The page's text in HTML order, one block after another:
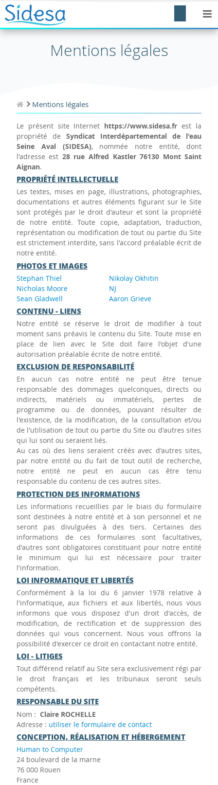
Mentions légales
Mentions légales
Le présent site Internet https://www.sidesa.fr est la
propriété de Syndicat Interdépartemental de l'eau
Seine Aval (SIDESA), nommée notre entité, dont
l'adresse est 28 rue Alfred Kastler 76130 Mont Saint
Aignan.
PROPRIÉTÉ INTELLECTUELLE
Les textes, mises en page, illustrations, photographies,
documentations et autres éléments figurant sur le Site
sont protégés par le droit d'auteur et sont la propriété
de notre entité. Toute copie, adaptation, traduction,
représentation ou modification de tout ou partie du Site
est strictement interdite, sans l'accord préalable écrit de
notre entité.
PHOTOS ET IMAGES
Stephan Thiel
Nicholas Moore
Sean Gladwell
Nikolay Okhitin
NJ
Aaron Grieve
CONTENU - LIENS
Notre entité se réserve le droit de modifier à tout
moment sans préavis le contenu du Site. Toute mise en
place de lien avec le Site doit faire l'objet d'une
autorisation préalable écrite de notre entité.
EXCLUSION DE RESPONSABILITÉ
En aucun cas notre entité ne peut être tenue
responsable des dommages quelconques, directs ou
indirects, matériels ou immatériels, pertes de
programme ou de données, pouvant résulter de
l'existence, de la modification, de la consultation et/ou
de l'utilisation de tout ou partie du Site ou d'autres sites
qui lui sont ou seraient liés.
Au cas où des liens seraient créés avec d'autres sites,
par notre entité ou du fait de tout outil de recherche,
notre entité ne peut en aucun cas être tenu
responsable du contenu de ces autres sites.
PROTECTION DES INFORMATIONS
Les informations recueillies par le biais du formulaire
sont destinées à notre entité et à son personnel et ne
seront pas divulguées à des tiers. Certaines des
informations de ces formulaires sont facultatives,
d'autres sont obligatoires constituant pour notre entité
le minimum qui lui est nécessaire pour traiter
l'information.
LOI INFORMATIQUE ET LIBERTÉS
Conformément à la loi du 6 janvier 1978 relative à
l'informatique, aux fichiers et aux libertés, nous vous
informons que vous disposez d'un droit d'accès, de
modification, de rectification et de suppression des
données qui vous concernent. Nous vous offrons la
possibilité d'exercer ce droit en contactant notre entité.
LOI - LITIGES
Tout différend relatif au Site sera exclusivement régi par
le droit français et les tribunaux seront seuls
compétents.
RESPONSABLE DU SITE
Nom : Claire ROCHELLE
Adresse : utiliser le formulaire de contact
CONCEPTION, RÉALISATION ET HÉBERGEMENT
Human to Computer
24 boulevard de la marne
76 000 Rouen
France